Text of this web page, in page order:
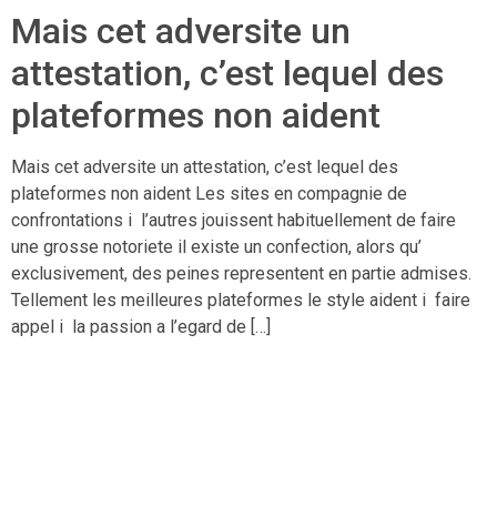
Mais cet adversite un
attestation, c’est lequel des
plateformes non aident
Mais cet adversite un attestation, c’est lequel des
plateformes non aident Les sites en compagnie de
confrontations i l’autres jouissent habituellement de faire
une grosse notoriete il existe un confection, alors qu’
exclusivement, des peines representent en partie admises.
Tellement les meilleures plateformes le style aident i faire
appel i la passion a l’egard de […]